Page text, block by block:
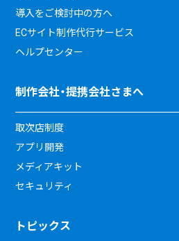
導入をご検討中の方へ
ECサイト制作代行サービス
ヘルプセンター
制作会社・提携会社さまへ
取次店制度
アプリ開発
メディアキット
セキュリティ
トピックス